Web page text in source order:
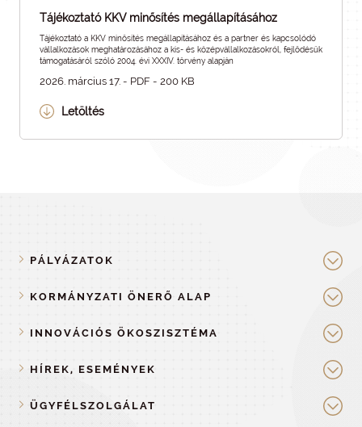
Tájékoztató KKV minősítés megállapításához
Tájékoztató a KKV minősítés megállapításához és a partner és kapcsolódó
vállalkozások meghatározásához a kis- és középvállalkozásokról, fejlődésük
támogatásáról szóló 2004. évi XXXIV. törvény alapján
2026. március 17. - PDF - 200 KB
Letöltés
PÁLYÁZATOK
KORMÁNYZATI ÖNERŐ ALAP
INNOVÁCIÓS ÖKOSZISZTÉMA
HÍREK, ESEMÉNYEK
ÜGYFÉLSZOLGÁLAT